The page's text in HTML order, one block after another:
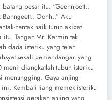
besar itu. “Geennjoott..
Banngeett.. Oohh..” Aku
hentak naik turun akibat
itu. Tangan Mr. Karmin tak
dada isteriku yang telah
sekali pemandangan yang
menit diangkatlah tubuh isteriku
menungging. Gaya anjing
Kembali liang memek isteriku
gerakan anjing yang